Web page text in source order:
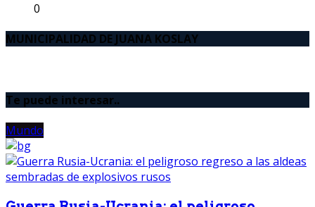
0
MUNICIPALIDAD DE JUANA KOSLAY
Te puede interesar..
Mundo